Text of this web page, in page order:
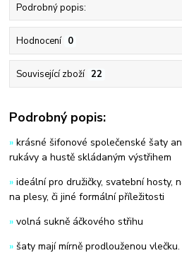
Podrobný popis:
Hodnocení 0
Související zboží 22
Podrobný popis:
» krásné šifonové společenské šaty
rukávy a hustě skládaným výstřihem
» ideální pro družičky, svatební hosty,
na plesy, či jiné formální příležitosti
» volná sukně áčkového střihu
» šaty mají mírně prodlouženou vlečku.